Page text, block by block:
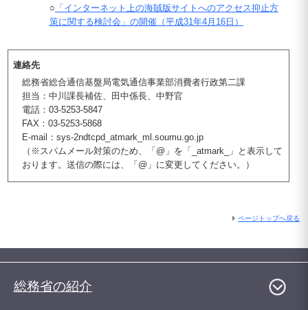
○ 「インターネット上の海賊版サイトへのアクセス抑止方
策に関する検討会」の開催（平成31年4月16日）
連絡先
総務省総合通信基盤局電気通信事業部消費者行政第二課
担当：中川課長補佐、田中係長、中野官
電話：03-5253-5847
FAX：03-5253-5868
E-mail：sys-2ndtcpd_atmark_ml.soumu.go.jp
（※スパムメール対策のため、「@」を「_atmark_」と表示して
おります。送信の際には、「@」に変更してください。）
ページトップへ戻る
総務省の紹介